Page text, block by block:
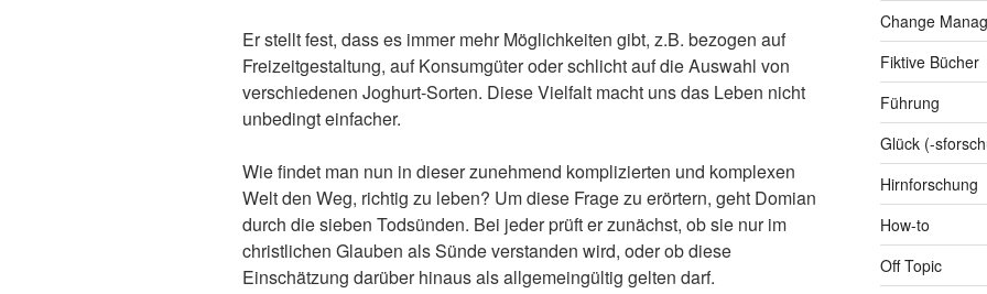
Er stellt fest, dass es immer mehr Möglichkeiten gibt, z.B. bezogen auf
Freizeitgestaltung, auf Konsumgüter oder schlicht auf die Auswahl von
verschiedenen Joghurt-Sorten. Diese Vielfalt macht uns das Leben nicht
unbedingt einfacher.
Wie findet man nun in dieser zunehmend komplizierten und komplexen
Welt den Weg, richtig zu leben? Um diese Frage zu erörtern, geht Domian
durch die sieben Todsünden. Bei jeder prüft er zunächst, ob sie nur im
christlichen Glauben als Sünde verstanden wird, oder ob diese
Einschätzung darüber hinaus als allgemeingültig gelten darf.
Change
Fiktive Bücher
Führung
Glück (-
Hirnforschung
How-to
Off Topic